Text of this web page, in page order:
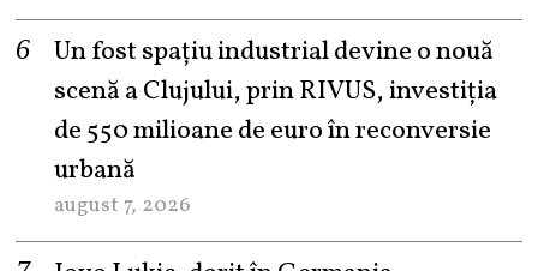
Un fost spațiu industrial devine o nouă
scenă a Clujului, prin RIVUS, investiția
de 550 milioane de euro în reconversie
urbană
august 7, 2026